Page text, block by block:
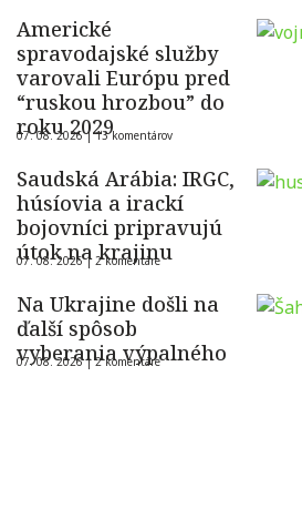
Americké
spravodajské služby
varovali Európu pred
“ruskou hrozbou” do
roku 2029
07. 08. 2026 |13 komentárov
Saudská Arábia: IRGC,
húsíovia a irackí
bojovníci pripravujú
útok na krajinu
07. 08. 2026 |2 komentáre
Na Ukrajine došli na
ďalší spôsob
vyberania výpalného
07. 08. 2026 |2 komentáre